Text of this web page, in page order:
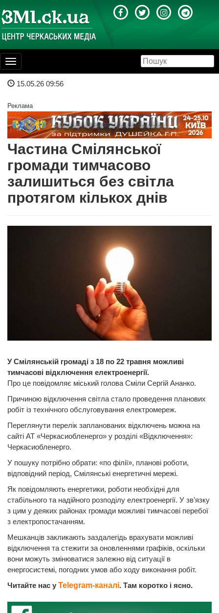
Toggle
navigation
15.05.26 09:56
Реклама
Частина Смілянської
громади тимчасово
залишиться без світла
протягом кількох днів
У Смілянській громаді з 18 по 22 травня можливі
тимчасові відключення електроенергії.
Про це повідомляє міський голова Сміли Сергій Ананко.
Причиною відключення світла стало проведення планових
робіт із технічного обслуговування електромереж.
Переглянути перелік запланованих відключень можна на
сайті АТ «Черкасиобленерго» у розділі «Відключення»:
Черкасиобленерго.
У пошуку потрібно обрати: «по філії», планові роботи,
відповідний період, Смілянські енергетичні мережі.
Як повідомляють енергетики, роботи необхідні для
стабільного та надійного розподілу електроенергії. У зв’язку
з цим у деяких районах громади можливі тимчасові перебої
з електропостачанням.
Мешканців закликають заздалегідь врахувати можливі
відключення та стежити за оновленнями графіків, оскільки
вони можуть змінюватися залежно від ситуації в
енергосистемі, погодних умов або ходу виконання робіт.
Читайте нас у Telegram-каналі. Там коротко і ясно.